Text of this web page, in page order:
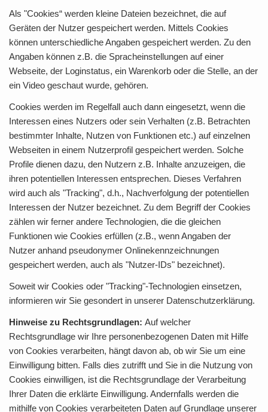
Als "Cookies“ werden kleine Dateien bezeichnet, die auf
Geräten der Nutzer gespeichert werden. Mittels Cookies
können unterschiedliche Angaben gespeichert werden. Zu den
Angaben können z.B. die Spracheinstellungen auf einer
Webseite, der Loginstatus, ein Warenkorb oder die Stelle, an der
ein Video geschaut wurde, gehören.
Cookies werden im Regelfall auch dann eingesetzt, wenn die
Interessen eines Nutzers oder sein Verhalten (z.B. Betrachten
bestimmter Inhalte, Nutzen von Funktionen etc.) auf einzelnen
Webseiten in einem Nutzerprofil gespeichert werden. Solche
Profile dienen dazu, den Nutzern z.B. Inhalte anzuzeigen, die
ihren potentiellen Interessen entsprechen. Dieses Verfahren
wird auch als "Tracking", d.h., Nachverfolgung der potentiellen
Interessen der Nutzer bezeichnet. Zu dem Begriff der Cookies
zählen wir ferner andere Technologien, die die gleichen
Funktionen wie Cookies erfüllen (z.B., wenn Angaben der
Nutzer anhand pseudonymer Onlinekennzeichnungen
gespeichert werden, auch als "Nutzer-IDs" bezeichnet).
Soweit wir Cookies oder "Tracking"-Technologien einsetzen,
informieren wir Sie gesondert in unserer Datenschutzerklärung.
Hinweise zu Rechtsgrundlagen: Auf welcher
Rechtsgrundlage wir Ihre personenbezogenen Daten mit Hilfe
von Cookies verarbeiten, hängt davon ab, ob wir Sie um eine
Einwilligung bitten. Falls dies zutrifft und Sie in die Nutzung von
Cookies einwilligen, ist die Rechtsgrundlage der Verarbeitung
Ihrer Daten die erklärte Einwilligung. Andernfalls werden die
mithilfe von Cookies verarbeiteten Daten auf Grundlage unserer